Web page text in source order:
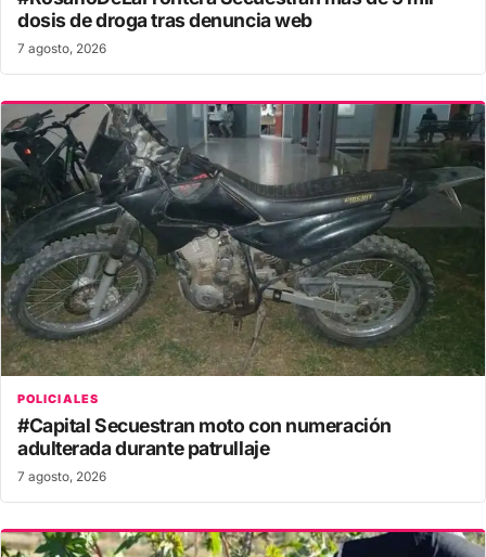
dosis de droga tras denuncia web
7 agosto, 2026
POLICIALES
#Capital Secuestran moto con numeración
adulterada durante patrullaje
7 agosto, 2026